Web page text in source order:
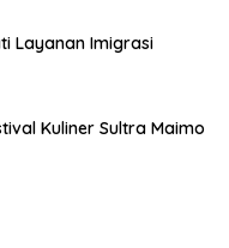
Layanan Imigrasi
Kuliner Sultra Maimo